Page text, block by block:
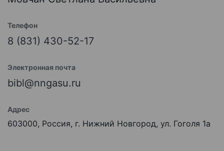
Телефон
8 (831) 430-52-17
Электронная почта
bibl@nngasu.ru
Адрес
603000, Россия, г. Нижний Новгород, ул. Гоголя 1а